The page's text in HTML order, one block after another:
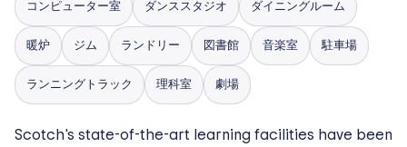
コンピューター室 ダンススタジオ ダイニングルーム
暖炉 ジム ランドリー 図書館 音楽室 駐車場
ランニングトラック 理科室 劇場
Scotch's state-of-the-art learning facilities have been